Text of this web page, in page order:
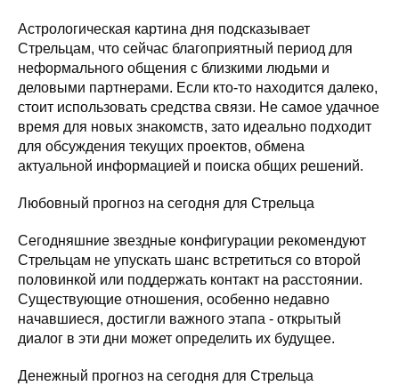
Астрологическая картина дня подсказывает
Стрельцам, что сейчас благоприятный период для
неформального общения с близкими людьми и
деловыми партнерами. Если кто-то находится далеко,
стоит использовать средства связи. Не самое удачное
время для новых знакомств, зато идеально подходит
для обсуждения текущих проектов, обмена
актуальной информацией и поиска общих решений.
Любовный прогноз на сегодня для Стрельца
Сегодняшние звездные конфигурации рекомендуют
Стрельцам не упускать шанс встретиться со второй
половинкой или поддержать контакт на расстоянии.
Существующие отношения, особенно недавно
начавшиеся, достигли важного этапа - открытый
диалог в эти дни может определить их будущее.
Денежный прогноз на сегодня для Стрельца